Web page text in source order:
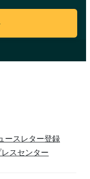
ースレター登録
レスセンター